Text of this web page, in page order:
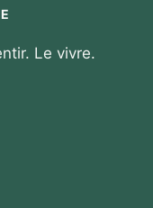
Le vivre.